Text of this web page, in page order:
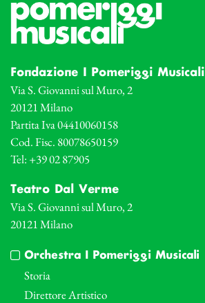
Fondazione I Pomeriggi Musicali
Via S. Giovanni sul Muro, 2
20121 Milano
Partita Iva 04410060158
Cod. Fisc. 80078650159
Tel: +39 02 87905
Teatro Dal Verme
Via S. Giovanni sul Muro, 2
20121 Milano
Orchestra I Pomeriggi Musicali
Storia
Direttore Artistico